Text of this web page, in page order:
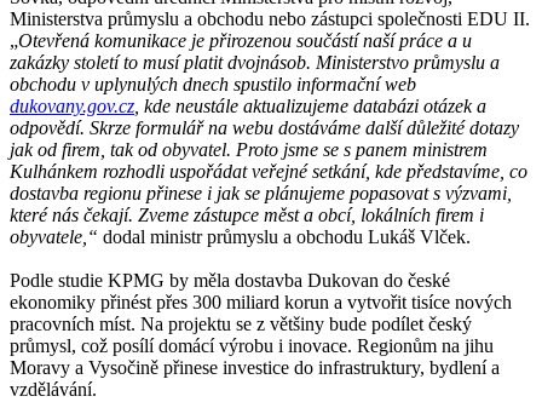
Ministerstva průmyslu a obchodu nebo zástupci společnosti EDU II.
„Otevřená komunikace je přirozenou součástí naší práce a u
zakázky století to musí platit dvojnásob. Ministerstvo průmyslu a
obchodu v uplynulých dnech spustilo informační web
dukovany.gov.cz , kde neustále aktualizujeme databázi otázek a
odpovědí. Skrze formulář na webu dostáváme další důležité dotazy
jak od firem, tak od obyvatel. Proto jsme se s panem ministrem
Kulhánkem rozhodli uspořádat veřejné setkání, kde představíme, co
dostavba regionu přinese i jak se plánujeme popasovat s výzvami,
které nás čekají. Zveme zástupce měst a obcí, lokálních firem i
obyvatele,“ dodal ministr průmyslu a obchodu Lukáš Vlček.
Podle studie KPMG by měla dostavba Dukovan do české
ekonomiky přinést přes 300 miliard korun a vytvořit tisíce nových
pracovních míst. Na projektu se z většiny bude podílet český
průmysl, což posílí domácí výrobu i inovace. Regionům na jihu
Moravy a Vysočině přinese investice do infrastruktury, bydlení a
vzdělávání.